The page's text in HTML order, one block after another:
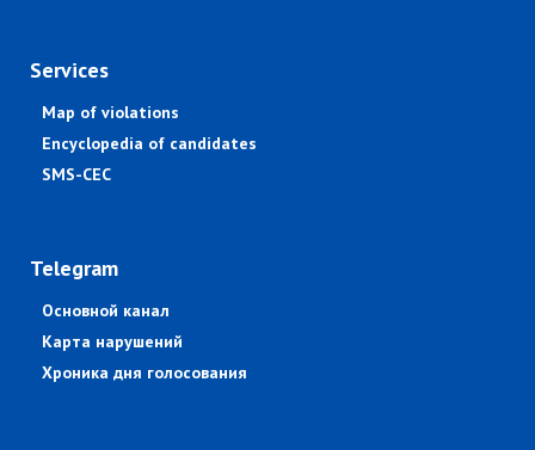
Services
Map of violations
Encyclopedia of candidates
SMS-CEC
Telegram
Основной канал
Карта нарушений
Хроника дня голосования